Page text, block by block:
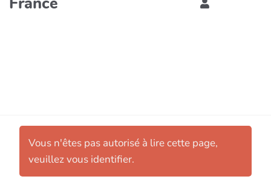
Vous n'êtes pas autorisé à lire cette page,
veuillez vous identifier.